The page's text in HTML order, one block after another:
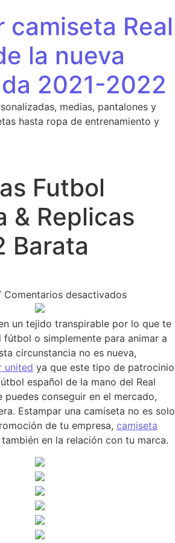
camiseta Real
la nueva
2021-2022
medias, pantalones y
hasta ropa de entrenamiento y
Futbol
& Replicas
Barata
Comentarios desactivadosen
un tejido transpirable por lo que te
fútbol o simplemente para animar a
circunstancia no es nueva,
united ya que este tipo de patrocinio
español de la mano del Real
puedes conseguir en el mercado,
Estampar una camiseta no es solo
de tu empresa, camiseta
también en la relación con tu marca.